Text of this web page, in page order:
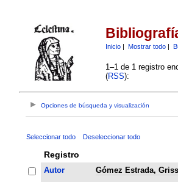
Inicio| Mostrar todo|
1–1 de 1 registro
(RSS):
Opciones de búsqueda y visualización
Seleccionar todo Deseleccionar todo
Registro
Autor
Gómez Estrada,